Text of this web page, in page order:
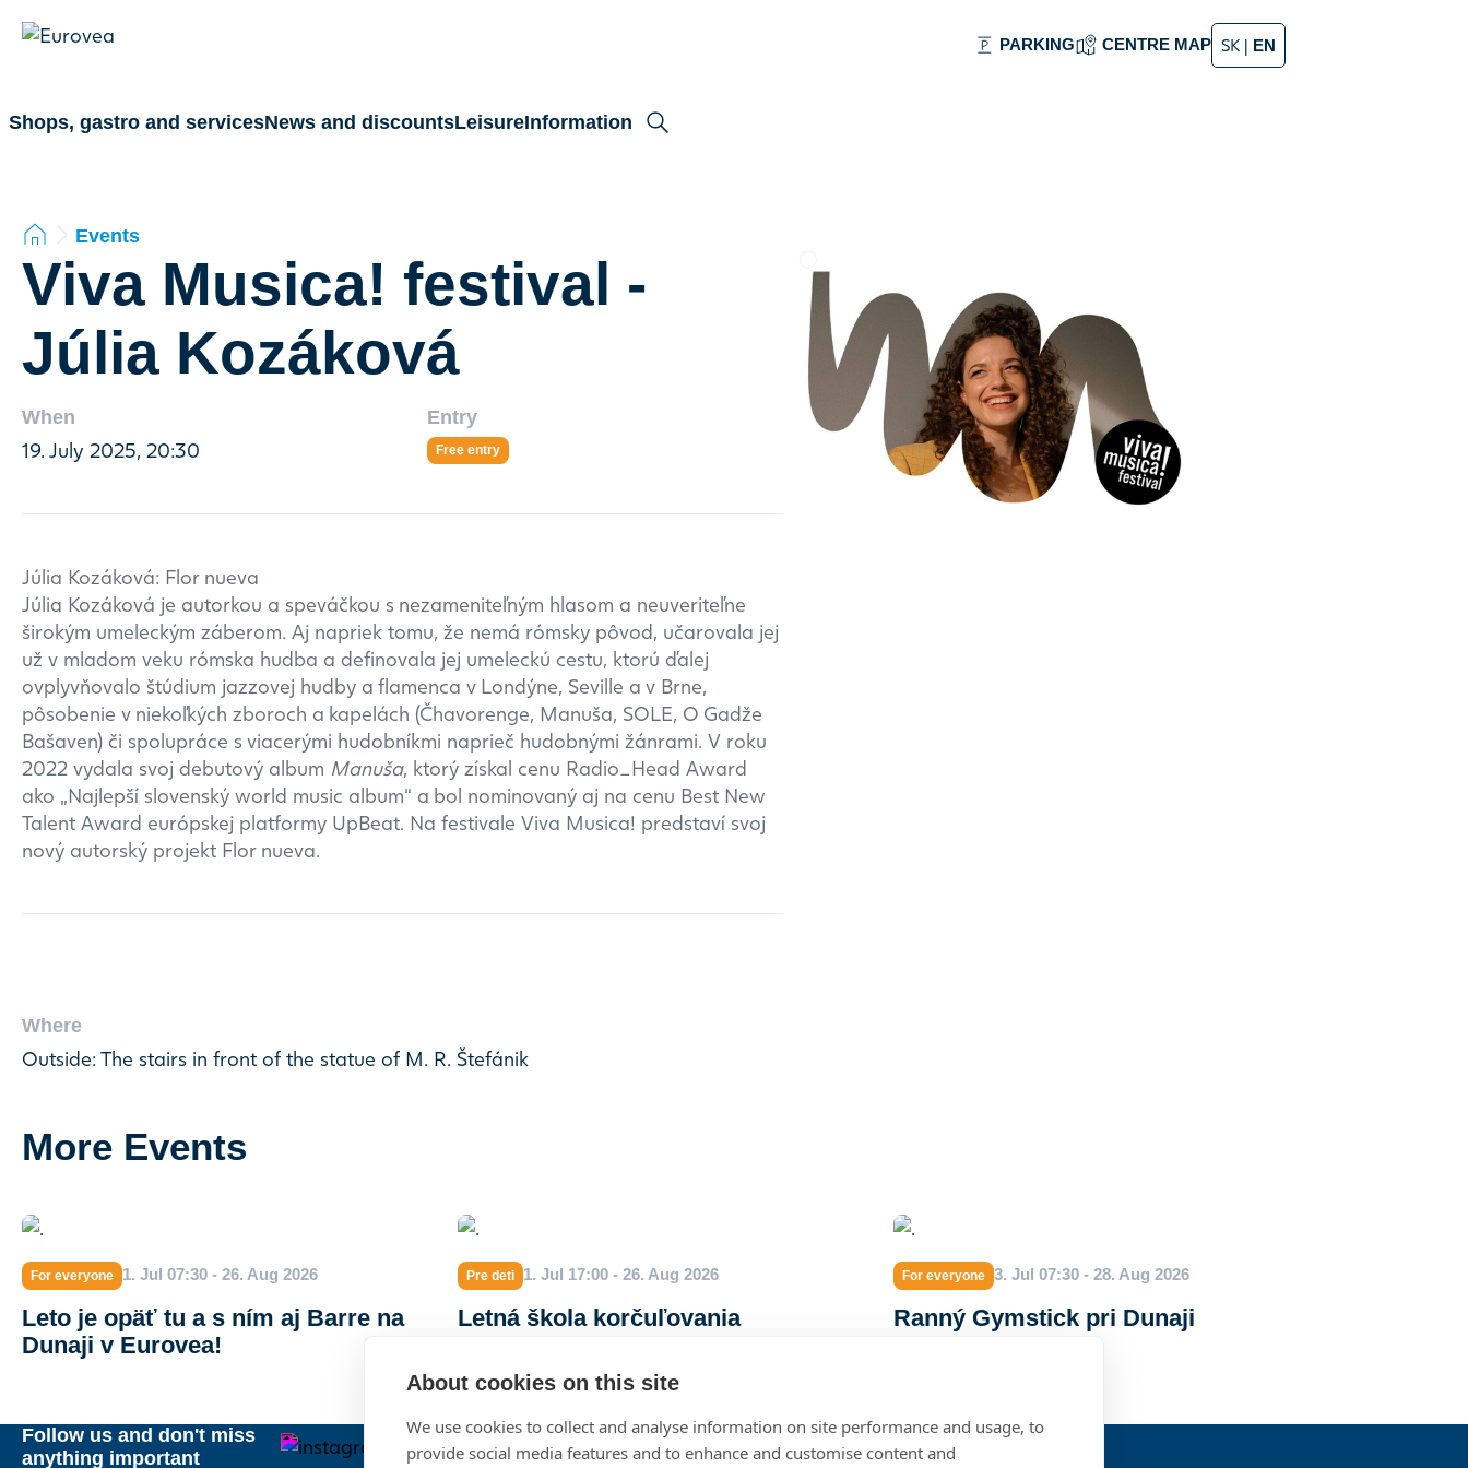
About cookies on this site
We use cookies to collect and analyse information on site performance and usage, to
provide social media features and to enhance and customise content and
SK| EN
PARKING CENTRE MAP
Shops, gastro and servicesNews and discountsLeisureInformation
Events
Viva Musica! festival -
Júlia Kozáková
When
19. July 2025, 20:30
Entry
Free entry
Where
Outside: The stairs in front of the statue of M. R. Štefánik
Júlia Kozáková: Flor nueva
Júlia Kozáková je autorkou a speváčkou s nezameniteľným hlasom a neuveriteľne
širokým umeleckým záberom. Aj napriek tomu, že nemá rómsky pôvod, učarovala jej
už v mladom veku rómska hudba a definovala jej umeleckú cestu, ktorú ďalej
ovplyvňovalo štúdium jazzovej hudby a flamenca v Londýne, Seville a v Brne,
pôsobenie v niekoľkých zboroch a kapelách (Čhavorenge, Manuša, SOLE, O Gadže
Bašaven) či spolupráce s viacerými hudobníkmi naprieč hudobnými žánrami. V roku
2022 vydala svoj debutový album Manuša, ktorý získal cenu Radio_Head Award
ako „Najlepší slovenský world music album“ a bol nominovaný aj na cenu Best New
Talent Award európskej platformy UpBeat. Na festivale Viva Musica! predstaví svoj
nový autorský projekt Flor nueva.
More Events
For everyone 1. Jul 07:30 - 26. Aug 2026
Leto je opäť tu a s ním aj Barre na
Dunaji v Eurovea!
Pre deti 1. Jul 17:00 - 26. Aug 2026
Letná škola korčuľovania
For everyone 3. Jul 07:30 - 28. Aug 2026
Ranný Gymstick pri Dunaji
Follow us and don't miss
anything important